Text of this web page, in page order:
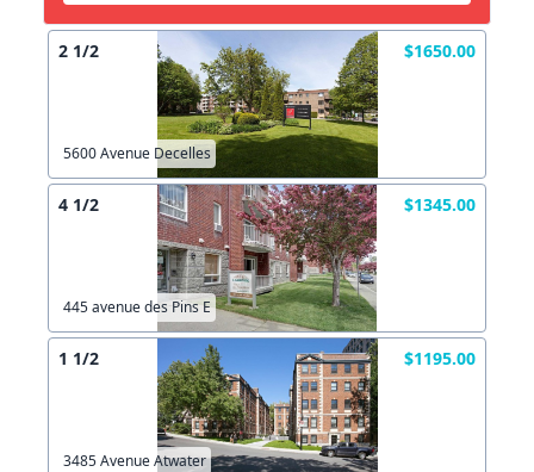
2 1/2 $1650.00
5600 Avenue Decelles
4 1/2 $1345.00
445 avenue des Pins E
1 1/2 $1195.00
3485 Avenue Atwater